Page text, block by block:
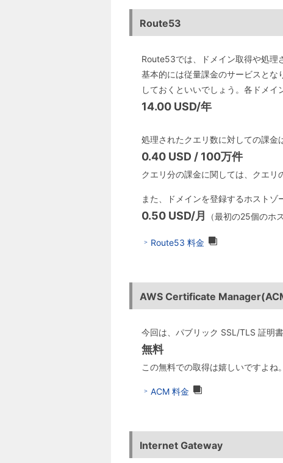
Route53
Route53では、ドメイン取得や処理
基本的には従量課金のサービスとな
しておくといいでしょう。各ドメイ
14.00 USD/年
処理されたクエリ数に対しての課金
0.40 USD / 100万件
クエリ分の課金に関しては、クエリ
また、ドメインを登録するホストゾ
0.50 USD/月 （最初の25個のホ
Route53 料金
AWS Certificate
今回は、パブリック SSL/TLS 証明
無料
この無料での取得は嬉しいですよね。
ACM 料金
Internet Gateway